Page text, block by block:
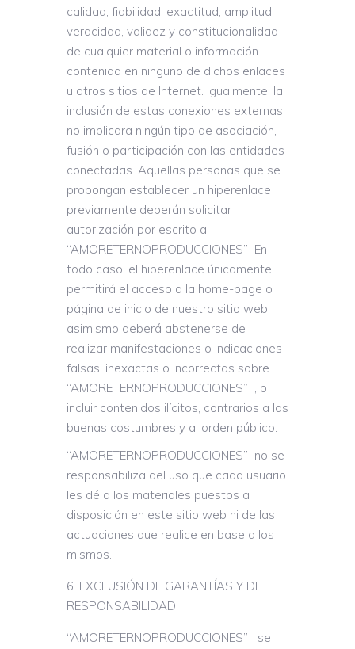
calidad, fiabilidad, exactitud, amplitud,
veracidad, validez y constitucionalidad
de cualquier material o información
contenida en ninguno de dichos enlaces
u otros sitios de Internet. Igualmente, la
inclusión de estas conexiones externas
no implicara ningún tipo de asociación,
fusión o participación con las entidades
conectadas. Aquellas personas que se
propongan establecer un hiperenlace
previamente deberán solicitar
autorización por escrito a
“AMORETERNOPRODUCCIONES” En
todo caso, el hiperenlace únicamente
permitirá el acceso a la home-page o
página de inicio de nuestro sitio web,
asimismo deberá abstenerse de
realizar manifestaciones o indicaciones
falsas, inexactas o incorrectas sobre
“AMORETERNOPRODUCCIONES” , o
incluir contenidos ilícitos, contrarios a las
buenas costumbres y al orden público.
“AMORETERNOPRODUCCIONES” no se
responsabiliza del uso que cada usuario
les dé a los materiales puestos a
disposición en este sitio web ni de las
actuaciones que realice en base a los
mismos.
EXCLUSIÓN DE GARANTÍAS Y DE
RESPONSABILIDAD
“AMORETERNOPRODUCCIONES” se